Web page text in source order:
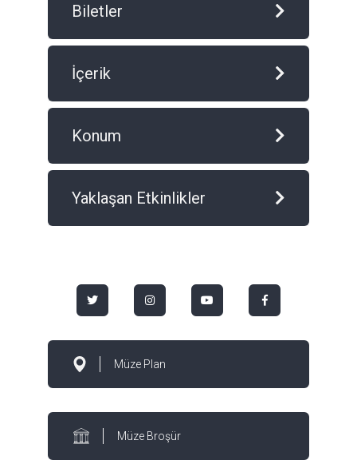
Biletler
İçerik
Konum
Yaklaşan Etkinlikler
Müze Plan
Müze Broşür